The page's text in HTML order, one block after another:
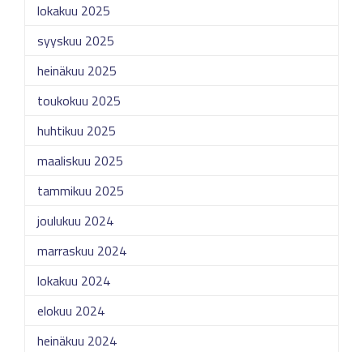
lokakuu 2025
syyskuu 2025
heinäkuu 2025
toukokuu 2025
huhtikuu 2025
maaliskuu 2025
tammikuu 2025
joulukuu 2024
marraskuu 2024
lokakuu 2024
elokuu 2024
heinäkuu 2024